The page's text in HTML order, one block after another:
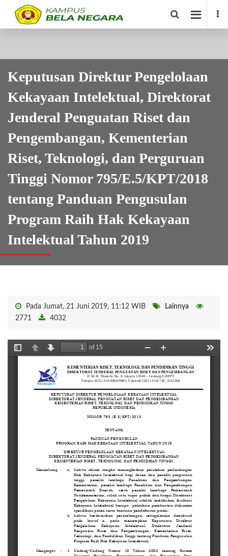
Keputusan Direktur Pengelolaan
Kekayaan Intelektual, Direktorat
Jenderal Penguatan Riset dan
Pengembangan, Kementerian
Riset, Teknologi, dan Perguruan
Tinggi Nomor 795/E.5/KPT/2018
tentang Panduan Pengusulan
Program Raih Hak Kekayaan
Intelektual Tahun 2019
Pada Jumat, 21 Juni 2019, 11:12 WIB
Lainnya
2771
4032